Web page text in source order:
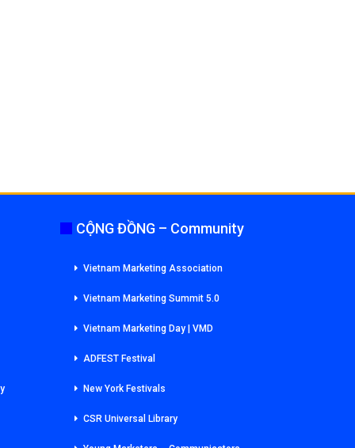
CỘNG ĐỒNG – Community
Vietnam Marketing Association
Vietnam Marketing Summit 5.0
Vietnam Marketing Day | VMD
ADFEST Festival
New York Festivals
CSR Universal Library